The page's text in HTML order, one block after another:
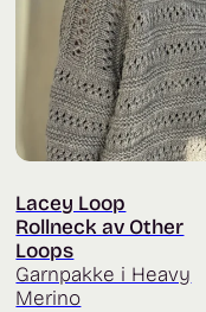
Lacey Loop
Rollneck av Other
Loops
Garnpakke i Heavy
Merino